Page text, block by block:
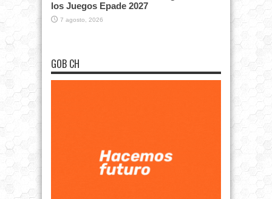
los Juegos Epade 2027
7 agosto, 2026
GOB CH